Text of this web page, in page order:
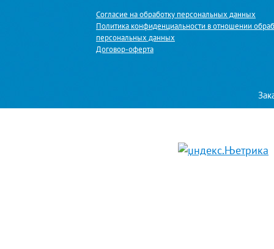
Согласие на обработку персональных данных
Политика конфиденциальности в отношении
персональных данных
Договор-оферта